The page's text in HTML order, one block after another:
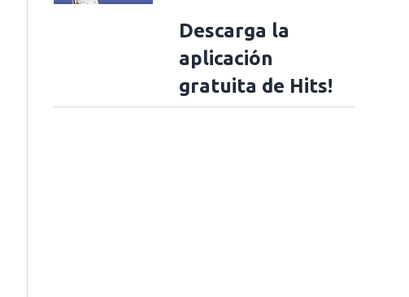
Descarga la
aplicación
gratuita de Hits!